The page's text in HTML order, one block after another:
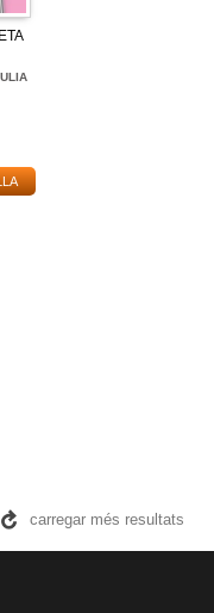
carregar més resultats